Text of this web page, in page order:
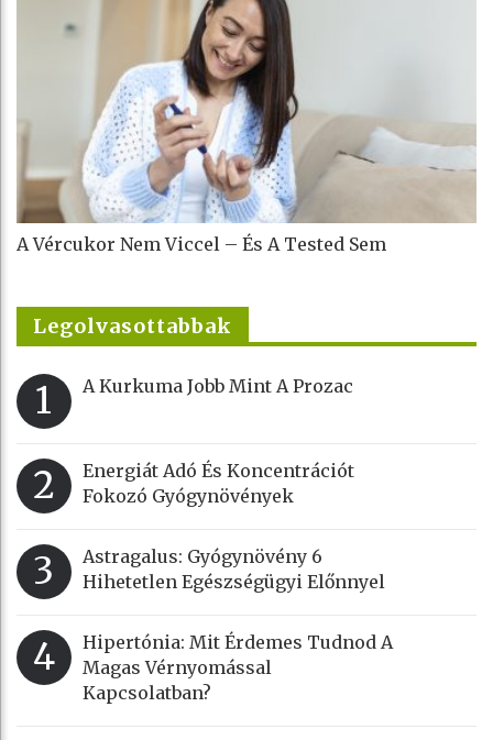
A Vércukor Nem Viccel – És A Tested Sem
Legolvasottabbak
1 A Kurkuma Jobb Mint A Prozac
2
Energiát Adó És Koncentrációt
Fokozó Gyógynövények
3
Astragalus: Gyógynövény 6
Hihetetlen Egészségügyi Előnnyel
4
Hipertónia: Mit Érdemes Tudnod A
Magas Vérnyomással
Kapcsolatban?